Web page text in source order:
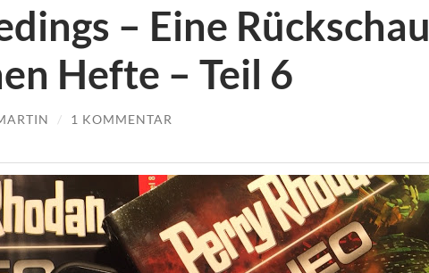
– Eine Rückschau
Hefte – Teil 6
/ 1 KOMMENTAR